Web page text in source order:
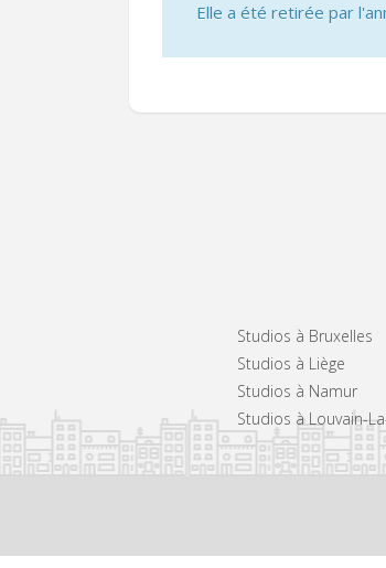
Elle a été retirée par
Studios à Bruxelles
Studios à Liège
Studios à Namur
Studios à Louvain-